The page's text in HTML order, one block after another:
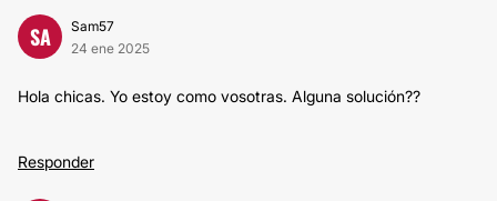
SA
Sam57
24 ene 2025
Hola chicas. Yo estoy como vosotras. Alguna solución??
Responder